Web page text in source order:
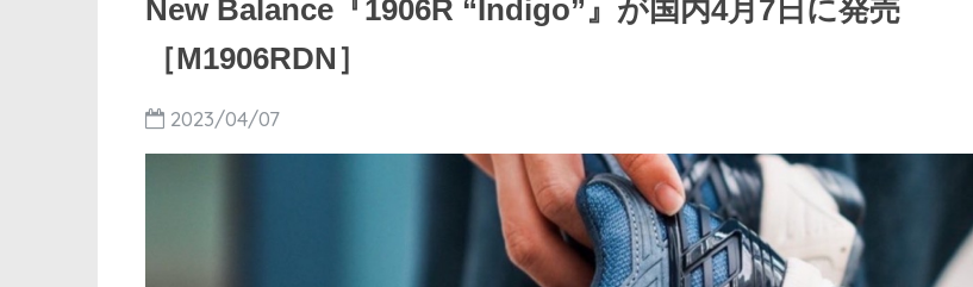
New Balance『1906R “Indigo”』が国内4月7日に発売
［M1906RDN］
2023/04/07